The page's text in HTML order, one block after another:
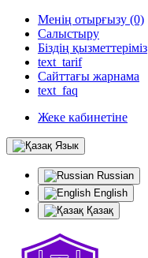
Менің отырғызу (0)
Салыстыру
Біздің қызметтеріміз
text_tarif
Сайттағы жарнама
text_faq
Жеке кабинетіне
Язык
Russian
English
Қазақ